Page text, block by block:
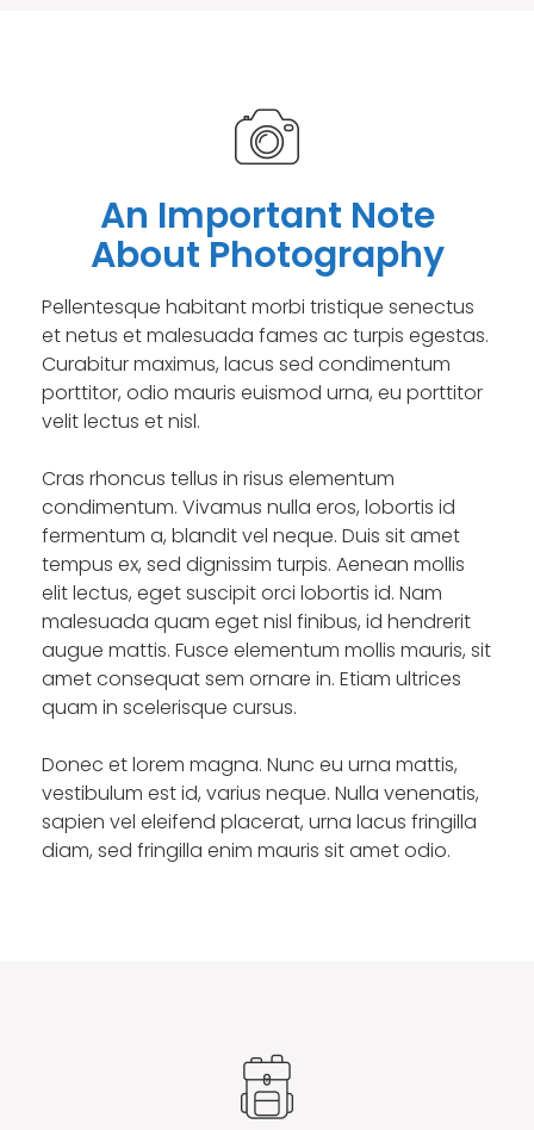
An Important Note
About Photography
Pellentesque habitant morbi tristique senectus
et netus et malesuada fames ac turpis egestas.
Curabitur maximus, lacus sed condimentum
porttitor, odio mauris euismod urna, eu porttitor
velit lectus et nisl.
Cras rhoncus tellus in risus elementum
condimentum. Vivamus nulla eros, lobortis id
fermentum a, blandit vel neque. Duis sit amet
tempus ex, sed dignissim turpis. Aenean mollis
elit lectus, eget suscipit orci lobortis id. Nam
malesuada quam eget nisl finibus, id hendrerit
augue mattis. Fusce elementum mollis mauris, sit
amet consequat sem ornare in. Etiam ultrices
quam in scelerisque cursus.
Donec et lorem magna. Nunc eu urna mattis,
vestibulum est id, varius neque. Nulla venenatis,
sapien vel eleifend placerat, urna lacus fringilla
diam, sed fringilla enim mauris sit amet odio.